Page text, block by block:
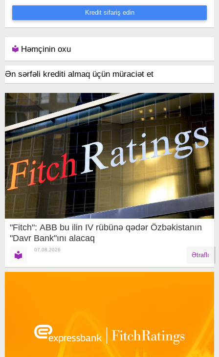
Kredit sifariş edin
Həmçinin oxu
Ən sərfəli krediti almaq üçün müraciət et
"Fitch": ABB bu ilin IV rübünə qədər Özbəkistanın
"Davr Bank"ını alacaq
07.08.2026
Ətraflı